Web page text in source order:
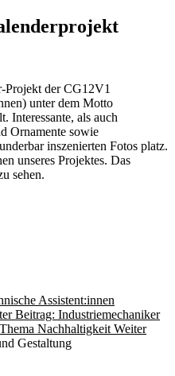
Projekt der CG12V1
unter dem Motto
Interessante, als auch
Ornamente sowie
inszenierten Fotos platz.
unseres Projektes. Das
sehen.
Assistent:innen
Beitrag: Industriemechaniker
Nachhaltigkeit Weiter
Gestaltung